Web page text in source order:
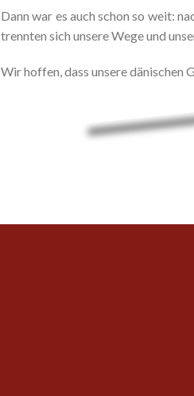
Dann war es auch schon so weit:
trennten sich unsere Wege und
Wir hoffen, dass unsere dänischen